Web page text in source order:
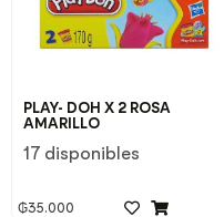
PLAY- DOH X 2 ROSA
AMARILLO
17 disponibles
₲35.000